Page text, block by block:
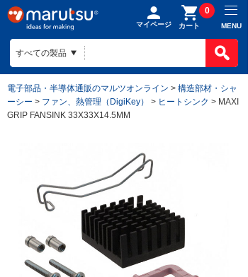
マイページ カート
0
MENU
電子部品・半導体通販のマルツオンライン > 構造部材・シャ
ーシー > ファン、熱管理（DigiKey） > ヒートシンク > MAXI
GRIP FANSINK 33X33X14.5MM